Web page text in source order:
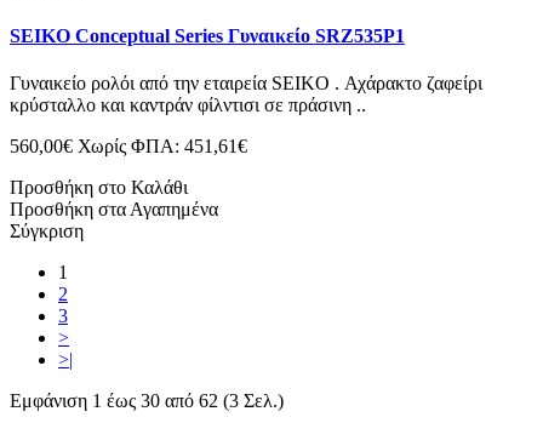
SEIKO Conceptual Series Γυναικείο SRZ535P1
Γυναικείο ρολόι από την εταιρεία SEIKO . Αχάρακτο ζαφείρι
κρύσταλλο και καντράν φίλντισι σε πράσινη ..
560,00€ Χωρίς ΦΠΑ: 451,61€
Προσθήκη στο Καλάθι
Προσθήκη στα Αγαπημένα
Σύγκριση
1
2
3
>
>|
Εμφάνιση 1 έως 30 από 62 (3 Σελ.)